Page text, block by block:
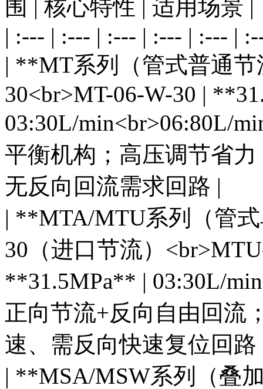
围 | 核心特性 | 适用场景 |
| :--- | :--- | :--- | :--- | :--- |
| **MT系列（管式普通
30<br>MT-06-W-30 |
03:30L/min<br>06:80L/
平衡机构；高压调节省
无反向回流需求回路 |
| **MTA/MTU系列（管
30（进口节流）
**31.5MPa** | 03:30L/
正向节流+反向自由回流
速、需反向快速复位回路
| **MSA/MSW系列（叠